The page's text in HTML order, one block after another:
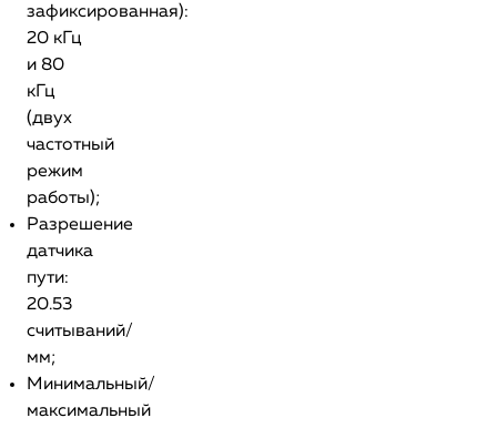
зафиксированная):
20 кГц
и 80
кГц
(двух
частотный
режим
работы);
Разрешение
датчика
пути:
20.53
считываний/
мм;
Минимальный/
максимальный